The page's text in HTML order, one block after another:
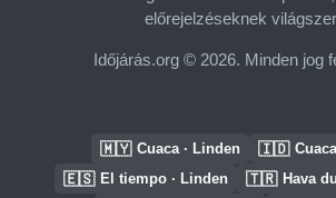
előrejelzéseknek
Időjárás.org © 2026. Minden jog
🇲🇾 Cuaca · Linden 🇮🇩
🇪🇸 El tiempo · Linden 🇹🇷 Hava